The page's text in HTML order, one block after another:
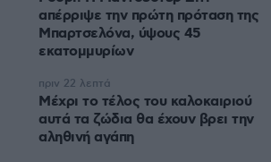
απέρριψε την πρώτη πρόταση της
Μπαρτσελόνα, ύψους 45
εκατομμυρίων
Μέχρι το τέλος του καλοκαιριού
αυτά τα ζώδια θα έχουν βρει την
αληθινή αγάπη
πριν 22 λεπτά